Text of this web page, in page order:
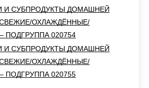
И СУБПРОДУКТЫ ДОМАШНЕЙ
ОХЛАЖДЁННЫЕ/
020754
И СУБПРОДУКТЫ ДОМАШНЕЙ
ОХЛАЖДЁННЫЕ/
020755